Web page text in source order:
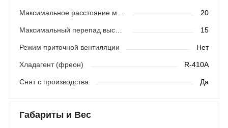
20
Максимальный перепад высот (м) 15
Режим приточной вентиляции Нет
Хладагент (фреон) R-410A
Снят с производства Да
Габариты и Вес